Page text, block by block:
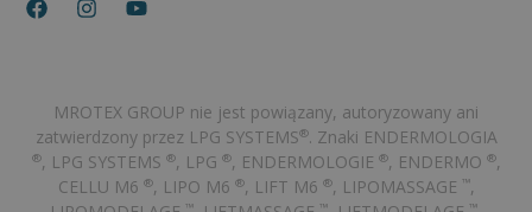
MROTEX GROUP nie jest powiązany, autoryzowany ani
zatwierdzony przez LPG SYSTEMS®. Znaki ENDERMOLOGIA
®, LPG SYSTEMS ®, LPG ®, ENDERMOLOGIE ®, ENDERMO ®,
CELLU M6 ®, LIPO M6 ®, LIFT M6 ®, LIPOMASSAGE ™,
™ ™ ™